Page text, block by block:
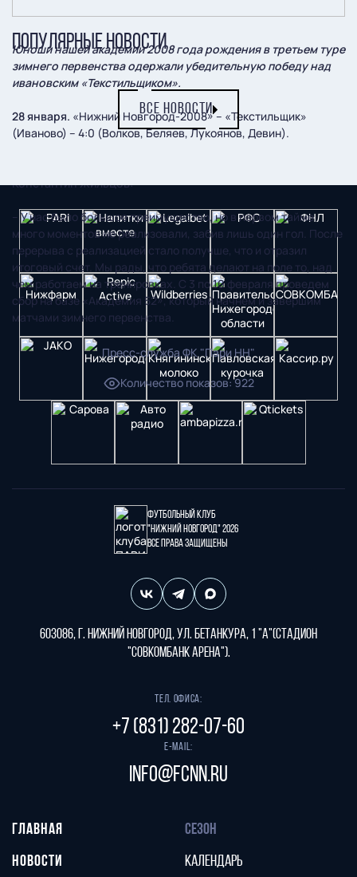
Юноши нашей академии 2008 года рождения в третьем туре
зимнего первенства одержали убедительную победу над
ивановским «Текстильщиком».
28 января. «Нижний Новгород-2008» – «Текстильщик»
(Иваново) – 4:0 (Волков, Беляев, Лукоянов, Девин).
Константин Жильцов:
– У нас было большое преимущество, но в первом тайме
много моментов не реализовали, забив лишь один гол. После
перерыва с реализацией стало получше, что и отразил
итоговый счет. Мы рады, что ребята делают на поле то, над
чем работаем на тренировках. С 3 по 10 февраля проведем
сбор на базе «Академия 52», который начнем и завершим
матчами зимнего первенства.
Пресс-служба ФК "Пари НН"
Количество показов:922
ПОПУЛЯРНЫЕ НОВОСТИ
ВСЕ НОВОСТИ
Футбольный клуб
"Нижний Новгород" 2026
Все права защищены
603086, г. Нижний Новгород, ул. Бетанкура, 1 "А"(стадион
"СОВКОМБАНК АРЕНА").
Тел. офиса:
+7 (831) 282-07-60
E-mail:
info@fcnn.ru
ГЛАВНАЯ
НОВОСТИ
СЕЗОН
КАЛЕНДАРЬ